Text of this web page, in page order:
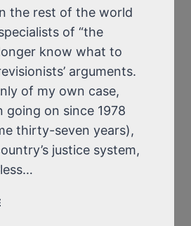
2016
(VIDÉO)
the rest of the world
of “the
know what to
arguments.
of my own case,
going on since 1978
thirty-seven years),
justice system,